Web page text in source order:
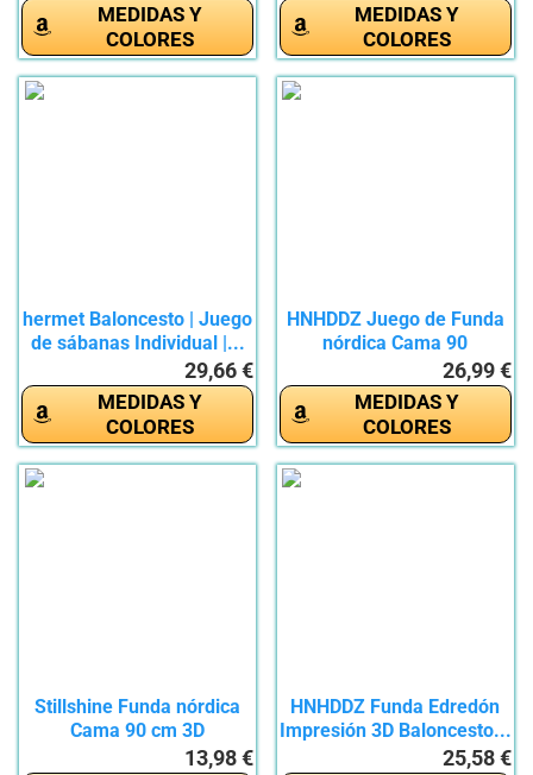
MEDIDAS Y
COLORES
MEDIDAS Y
COLORES
hermet Baloncesto | Juego
de sábanas Individual |...
29,66 €
MEDIDAS Y
COLORES
HNHDDZ Juego de Funda
nórdica Cama 90
Baloncesto...26,99 €
MEDIDAS Y
COLORES
Stillshine Funda nórdica
Cama 90 cm 3D
Baloncesto...13,98 €
HNHDDZ Funda Edredón
Impresión 3D Baloncesto...
25,58 €